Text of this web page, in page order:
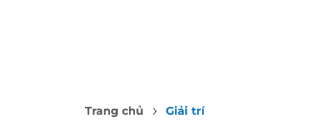
Trang chủ Giải trí